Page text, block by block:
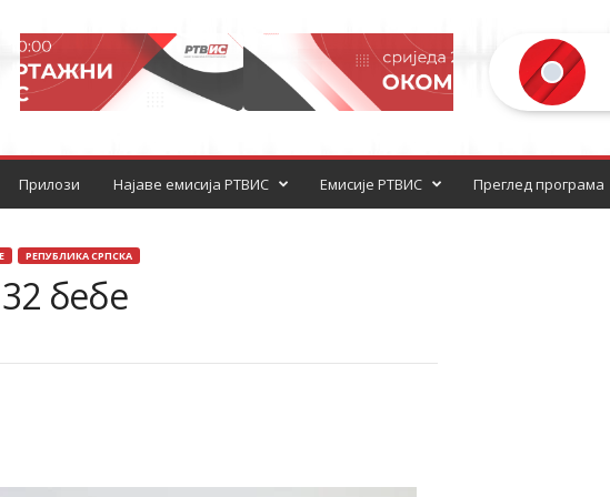
Прилози Најаве емисија РТВИС Емисије РТВИС Преглед програма
РЕПУБЛИКА СРПСКА
бебе